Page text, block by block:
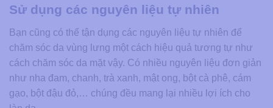
Sử dụng các nguyên liệu tự nhiên
Bạn cũng có thể tận dụng các nguyên liệu tự nhiên để
chăm sóc da vùng lưng một cách hiệu quả tương tự như
cách chăm sóc da mặt vậy. Có nhiều nguyên liệu đơn giản
như nha đam, chanh, trà xanh, mật ong, bột cà phê, cám
gạo, bột đậu đỏ,… chúng đều mang lại nhiều lợi ích cho